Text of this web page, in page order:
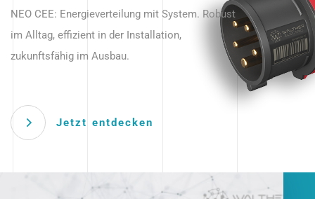
beginnt hier.
NEO CEE: Energieverteilung mit System. Robust
im Alltag, effizient in der Installation,
zukunftsfähig im Ausbau.
Jetzt entdecken
Anwendungen – robust, IP-geschützt und
zukunftsfähig.